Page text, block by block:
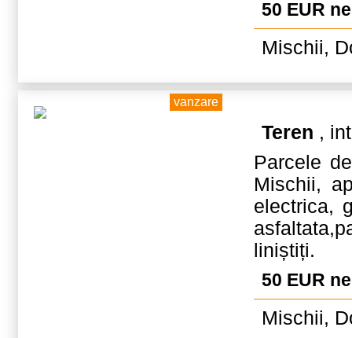
50 EUR
Mischii,
vanzare
Teren ,
Parcele
Mischii,
electrica,
liniștiți.
50 EUR
Mischii,